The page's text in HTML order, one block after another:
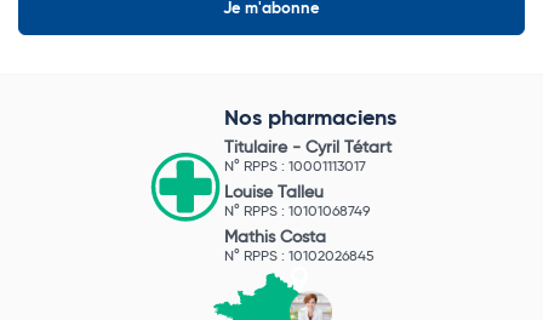
Nos pharmaciens
Titulaire - Cyril Tétart
N° RPPS : 10001113017
Louise Talleu
N° RPPS : 10101068749
Mathis Costa
N° RPPS : 10102026845